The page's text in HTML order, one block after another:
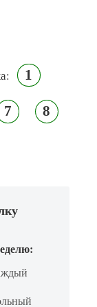
1
7 8